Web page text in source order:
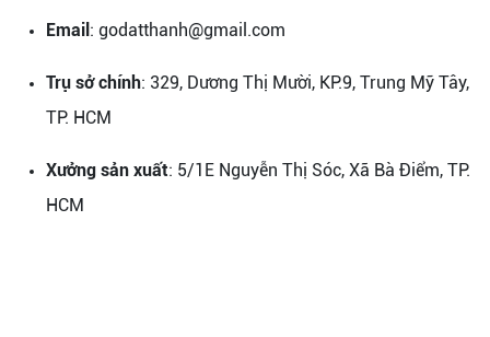
Email : godatthanh@gmail.com
Trụ sở chính: 329, Dương Thị Mười, KP.9, Trung Mỹ Tây,
TP. HCM
Xưởng sản xuất: 5/1E Nguyễn Thị Sóc, Xã Bà Điểm, TP.
HCM